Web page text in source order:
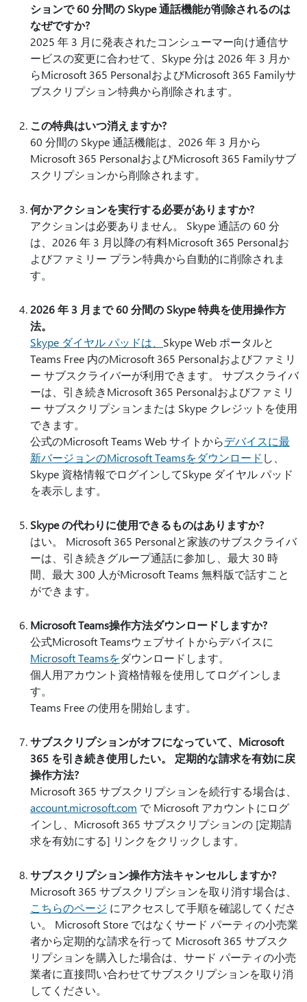
ションで 60 分間の Skype 通話機能が削除されるのは
なぜですか?
2025 年 3 月に発表されたコンシューマー向け通信サ
ービスの変更に合わせて、Skype 分は 2026 年 3 月か
らMicrosoft 365 PersonalおよびMicrosoft 365 Familyサ
ブスクリプション特典から削除されます。
この特典はいつ消えますか?
60 分間の Skype 通話機能は、2026 年 3 月から
Microsoft 365 PersonalおよびMicrosoft 365 Familyサブ
スクリプションから削除されます。
何かアクションを実行する必要がありますか?
アクションは必要ありません。 Skype 通話の 60 分
は、2026 年 3 月以降の有料Microsoft 365 Personalお
よびファミリー プラン特典から自動的に削除されま
す。
2026 年 3 月まで 60 分間の Skype 特典を使用操作方
法。
Skype ダイヤル パッドは、 Skype Web ポータルと
Teams Free 内のMicrosoft 365 Personalおよびファミリ
ー サブスクライバーが利用できます。 サブスクライバ
ーは、引き続きMicrosoft 365 Personalおよびファミリ
ー サブスクリプションまたは Skype クレジットを使用
できます。
公式のMicrosoft Teams Web サイトからデバイスに最
新バージョンのMicrosoft Teamsをダウンロード し、
Skype 資格情報でログインしてSkype ダイヤル パッド
を表示します。
Skype の代わりに使用できるものはありますか?
はい。 Microsoft 365 Personalと家族のサブスクライバ
ーは、引き続きグループ通話に参加し、最大 30 時
間、最大 300 人がMicrosoft Teams 無料版で話すこと
ができます。
Microsoft Teams操作方法ダウンロードしますか?
公式Microsoft Teamsウェブサイトからデバイスに
Microsoft Teamsをダウンロードします。
個人用アカウント資格情報を使用してログインしま
す。
Teams Free の使用を開始します。
サブスクリプションがオフになっていて、Microsoft
365 を引き続き使用したい。 定期的な請求を有効に戻
操作方法?
Microsoft 365 サブスクリプションを続行する場合は、
account.microsoft.com で Microsoft アカウントにログ
インし、Microsoft 365 サブスクリプションの [定期請
求を有効にする] リンクをクリックします。
サブスクリプション操作方法キャンセルしますか?
Microsoft 365 サブスクリプションを取り消す場合は、
こちらのページ にアクセスして手順を確認してくださ
い。 Microsoft Store ではなくサード パーティの小売業
者から定期的な請求を行って Microsoft 365 サブスク
リプションを購入した場合は、サード パーティの小売
業者に直接問い合わせてサブスクリプションを取り消
してください。